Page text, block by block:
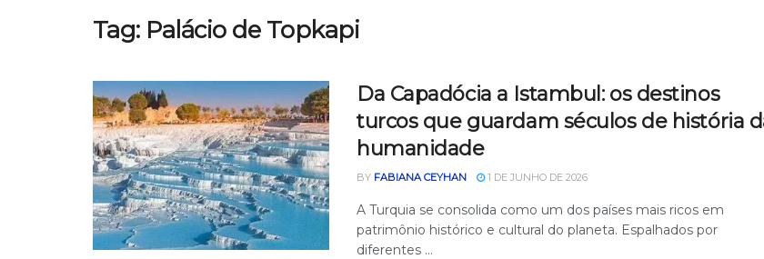
Tag: Palácio de Topkapi
Da Capadócia a Istambul: os destinos
turcos que guardam séculos de história
humanidade
BY FABIANA CEYHAN 1 DE JUNHO DE 2026
A Turquia se consolida como um dos países mais ricos em
patrimônio histórico e cultural do planeta. Espalhados por
diferentes ...